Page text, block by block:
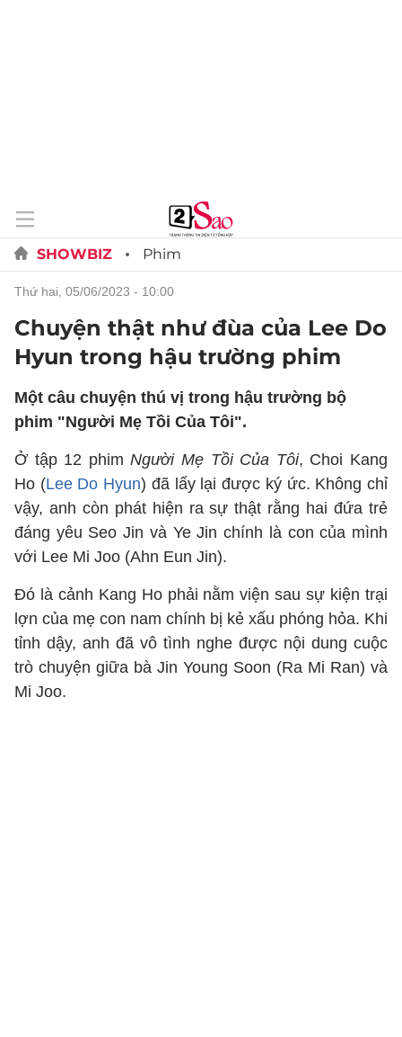
SHOWBIZ Phim
thứ hai, 05/06/2023 - 10:00
Chuyện thật như đùa của Lee Do
Hyun trong hậu trường phim
Một câu chuyện thú vị trong hậu trường bộ
phim "Người Mẹ Tồi Của Tôi".
Ở tập 12 phimNgười Mẹ Tồi Của Tôi, Choi Kang
Ho (Lee Do Hyun) đã lấy lại được ký ức. Không chỉ
vậy, anh còn phát hiện ra sự thật rằng hai đứa trẻ
đáng yêu Seo Jin và Ye Jin chính là con của mình
với Lee Mi Joo (Ahn Eun Jin).
Đó là cảnh Kang Ho phải nằm viện sau sự kiện trại
lợn của mẹ con nam chính bị kẻ xấu phóng hỏa. Khi
tỉnh dậy, anh đã vô tình nghe được nội dung cuộc
trò chuyện giữa bà Jin Young Soon (Ra Mi Ran) và
Mi Joo.